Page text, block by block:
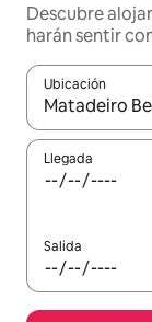
Descubre
harán sentir
Ubicación
Cuando los
Llegada
Salida